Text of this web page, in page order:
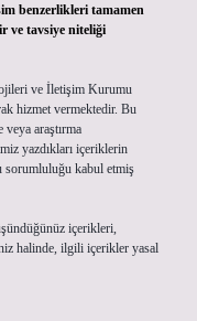
benzerlikleri tamamen
ve tavsiye niteliği
ve İletişim Kurumu
hizmet vermektedir. Bu
araştırma
yazdıkları içeriklerin
sorumluluğu kabul etmiş
içerikleri,
halinde, ilgili içerikler yasal